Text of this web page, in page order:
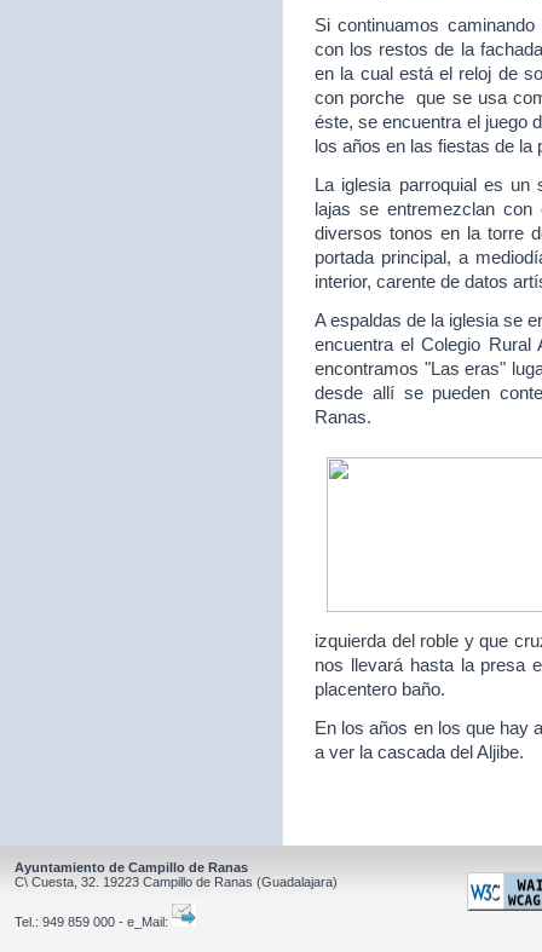
Si continuamos
con los restos de la
en la cual está el reloj de
con porche que se usa
éste, se encuentra el juego
los años en las fiestas de la
La iglesia parroquial es un
lajas se entremezclan
diversos tonos en la torre
portada principal, a
interior, carente de datos
A espaldas de la iglesia se
encuentra el Colegio Rural
encontramos "Las eras"
desde allí se pueden
Ranas.
izquierda del roble y que
nos llevará hasta la presa
placentero baño.
En los años en los que hay
a ver la cascada del Aljibe.
Ayuntamiento de Campillo de Ranas
C\ Cuesta, 32. 19223 Campillo de Ranas (Guadalajara)
Tel.: 949 859 000 - e_Mail: